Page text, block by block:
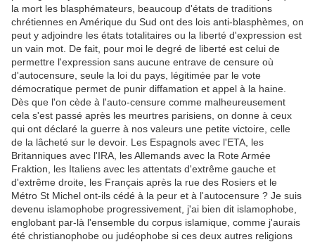
la mort les blasphémateurs, beaucoup d'états de traditions
chrétiennes en Amérique du Sud ont des lois anti-blasphèmes, on
peut y adjoindre les états totalitaires ou la liberté d'expression est
un vain mot. De fait, pour moi le degré de liberté est celui de
permettre l'expression sans aucune entrave de censure où
d'autocensure, seule la loi du pays, légitimée par le vote
démocratique permet de punir diffamation et appel à la haine.
Dès que l'on cède à l'auto-censure comme malheureusement
cela s'est passé après les meurtres parisiens, on donne à ceux
qui ont déclaré la guerre à nos valeurs une petite victoire, celle
de la lâcheté sur le devoir. Les Espagnols avec l'ETA, les
Britanniques avec l'IRA, les Allemands avec la Rote Armée
Fraktion, les Italiens avec les attentats d'extrême gauche et
d'extrême droite, les Français après la rue des Rosiers et le
Métro St Michel ont-ils cédé à la peur et à l'autocensure ? Je suis
devenu islamophobe progressivement, j'ai bien dit islamophobe,
englobant par-là l'ensemble du corpus islamique, comme j'aurais
été christianophobe ou judéophobe si ces deux autres religions